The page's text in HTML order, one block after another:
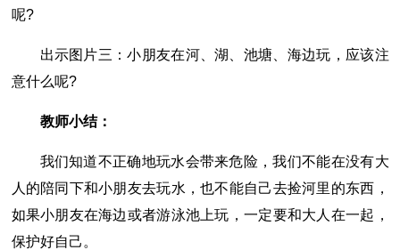
呢?
出示图片三：小朋友在河、湖、池塘、海边玩，应该注
意什么呢?
教师小结：
我们知道不正确地玩水会带来危险，我们不能在没有大
人的陪同下和小朋友去玩水，也不能自己去捡河里的东西，
如果小朋友在海边或者游泳池上玩，一定要和大人在一起，
保护好自己。